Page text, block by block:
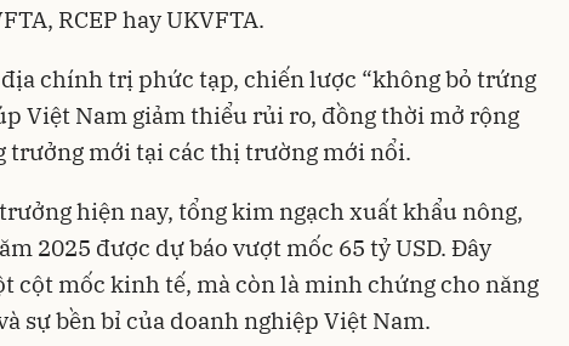
RCEP hay UKVFTA.
chính trị phức tạp, chiến lược “không bỏ trứng
Việt Nam giảm thiểu rủi ro, đồng thời mở rộng
trưởng mới tại các thị trường mới nổi.
hiện nay, tổng kim ngạch xuất khẩu nông,
2025 được dự báo vượt mốc 65 tỷ USD. Đây
cột mốc kinh tế, mà còn là minh chứng cho năng
sự bền bỉ của doanh nghiệp Việt Nam.